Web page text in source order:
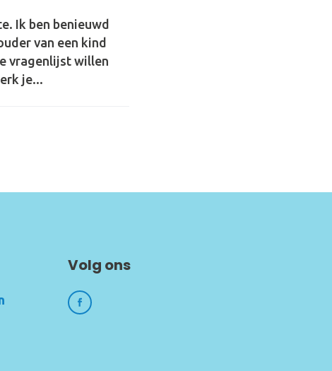
Ik ben benieuwd
van een kind
vragenlijst willen
je...
Volg ons